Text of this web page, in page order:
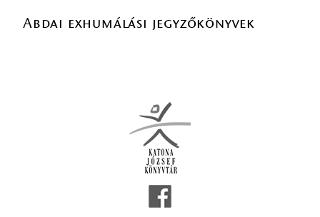
Abdai exhumálási jegyzőkönyvek